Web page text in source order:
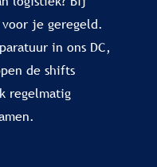
je geregeld.
in ons DC,
de shifts
regelmatig